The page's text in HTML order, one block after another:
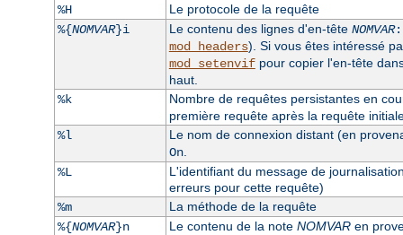
%H
Le protocole de la requête
%{NOMVAR}i Le contenu des lignes d'en-tête NOMVAR:
mod_headers). Si vous êtes intéressé
mod_setenvifpour copier l'en-tête
haut.
%k
Nombre de requêtes persistantes en
première requête après la requête
%l
Le nom de connexion distant (en
On.
%L
L'identifiant du message de
erreurs pour cette requête)
%m
La méthode de la requête
%{NOMVAR}n Le contenu de la note NOMVARen